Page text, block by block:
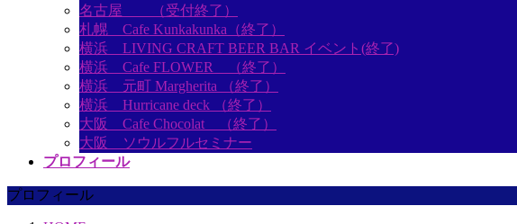
名古屋 （受付終了）
札幌 Cafe Kunkakunka（終了）
横浜 LIVING CRAFT BEER BAR イベント(終了)
横浜 Cafe FLOWER （終了）
横浜 元町 Margherita （終了）
横浜 Hurricane deck （終了）
大阪 Cafe Chocolat （終了）
大阪 ソウルフルセミナー
プロフィール
プロフィール